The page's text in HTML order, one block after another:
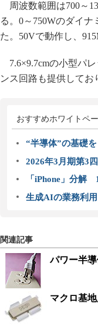
周波数範囲は700～
る。0～750Wのダイ
た。50Vで動作し、
7.6×9.7cmの小型パ
ンス回路も提供してお
おすすめホワイトペ
“半導体”の基礎
2026年3月期第3
「iPhone」分解
生成AIの業務利
関連記事
パワー半
マクロ基